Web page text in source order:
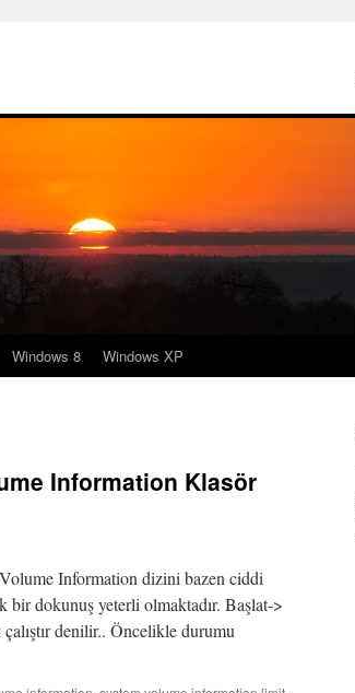
Windows 8 Windows XP
Information Klasör
Information dizini bazen ciddi
dokunuş yeterli olmaktadır. Başlat->
denilir.. Öncelikle durumu